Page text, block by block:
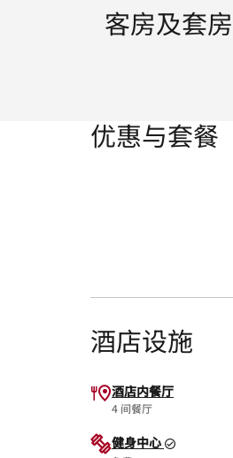
客房及套房
优惠与套餐
酒店设施
酒店内餐厅
4 间餐厅
健身中心